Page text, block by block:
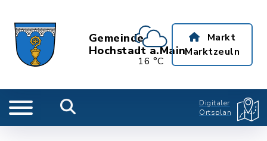
Gemeinde
Hochstadt a.Main
16 °C
Markt
Marktzeuln
Digitaler
Ortsplan